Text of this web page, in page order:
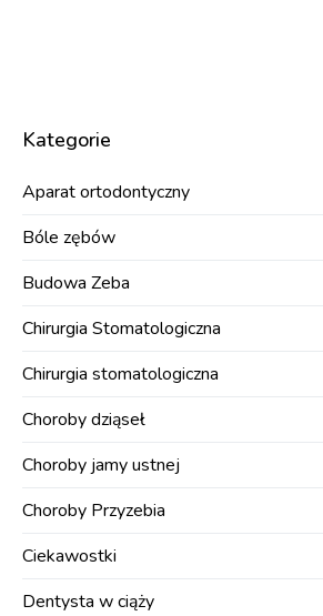
Kategorie
Aparat ortodontyczny
Bóle zębów
Budowa Zeba
Chirurgia Stomatologiczna
Chirurgia stomatologiczna
Choroby dziąseł
Choroby jamy ustnej
Choroby Przyzebia
Ciekawostki
Dentysta w ciąży